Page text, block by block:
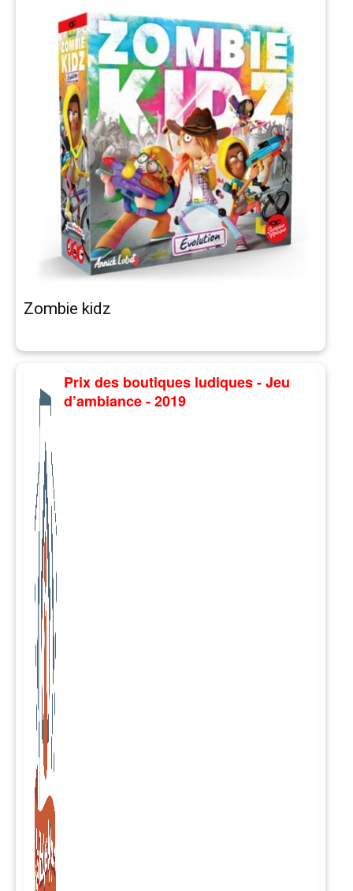
Zombie kidz
Prix des boutiques ludiques - Jeu
d’ambiance - 2019